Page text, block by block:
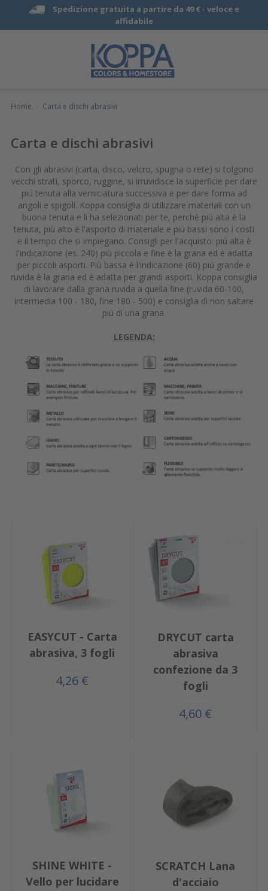
Spedizione gratuita a partire da 49 € - veloce e
affidabile
Home · Carta e dischi abrasivi
Carta e dischi abrasivi
Con gli abrasivi (carta, disco, velcro, spugna o rete) si tolgono
vecchi strati, sporco, ruggine, si irruvidisce la superficie per dare
piú tenuta alla verniciatura successiva e per dare forma ad
angoli e spigoli. Koppa consiglia di utilizzare materiali con un
buona tenuta e li ha selezionati per te, perchè più alta è la
tenuta, più alto è l'asporto di materiale e più bassi sono i costi
e il tempo che si impiegano. Consigli per l'acquisto: piú alta è
l'indicazione (es. 240) più piccola e fine è la grana ed è adatta
per piccoli asporti. Più bassa è l'indicazione (60) piú grande e
ruvida è la grana ed è adatta per grandi asporti. Koppa consiglia
di lavorare dalla grana ruvida a quella fine (ruvida 60-100,
intermedia 100 - 180, fine 180 - 500) e consiglia di non saltare
piú di una grana.
LEGENDA:
EASYCUT - Carta
abrasiva, 3 fogli
4,26 €
DRYCUT carta
abrasiva
confezione da 3
fogli
4,60 €
SHINE WHITE -
Vello per lucidare
SCRATCH Lana
d'acciaio